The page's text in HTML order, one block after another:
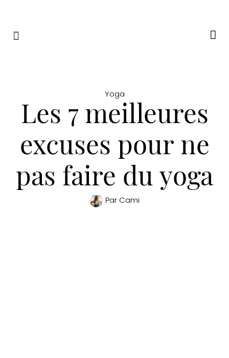
Yoga
Les 7 meilleures
excuses pour ne
pas faire du yoga
Par Cami